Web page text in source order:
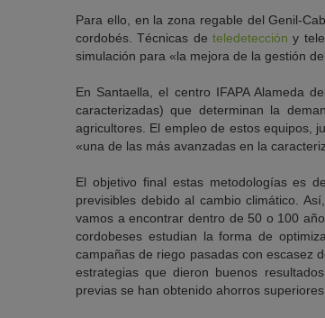
Para ello, en la zona regable del Genil-
cordobés. Técnicas de teledetección y
simulación para «la mejora de la gestión
En Santaella, el centro IFAPA Alameda
caracterizadas) que determinan la
agricultores. El empleo de estos equipos,
«una de las más avanzadas en la
El objetivo final estas metodologías es
previsibles debido al cambio climático.
vamos a encontrar dentro de 50 o 100
cordobeses estudian la forma de
campañas de riego pasadas con escasez
estrategias que dieron buenos
previas se han obtenido ahorros